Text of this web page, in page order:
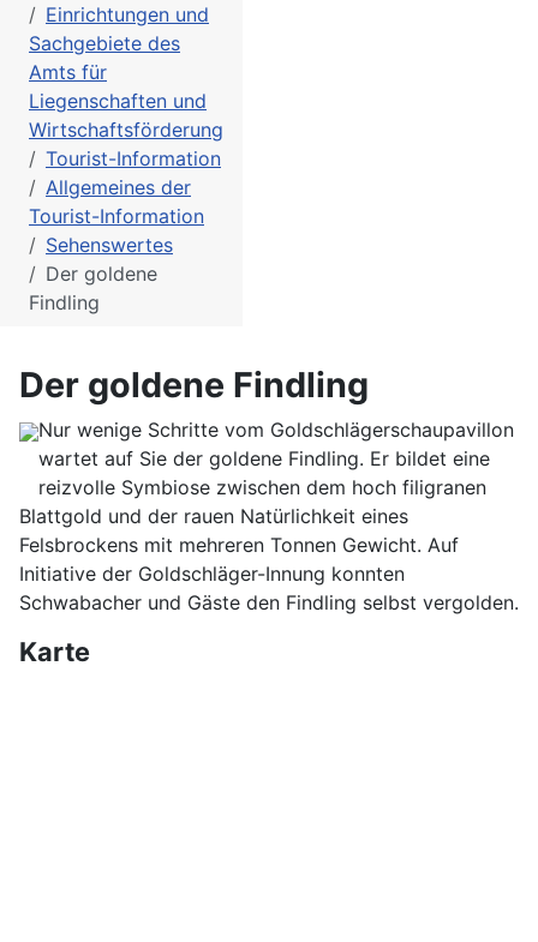
Einrichtungen und
Sachgebiete des
Amts für
Liegenschaften und
Wirtschaftsförderung
Tourist-Information
Allgemeines der
Tourist-Information
Sehenswertes
Der goldene
Findling
Der goldene Findling
Nur wenige Schritte vom Goldschlägerschaupavillon
wartet auf Sie der goldene Findling. Er bildet eine
reizvolle Symbiose zwischen dem hoch filigranen
Blattgold und der rauen Natürlichkeit eines
Felsbrockens mit mehreren Tonnen Gewicht. Auf
Initiative der Goldschläger-Innung konnten
Schwabacher und Gäste den Findling selbst vergolden.
Karte